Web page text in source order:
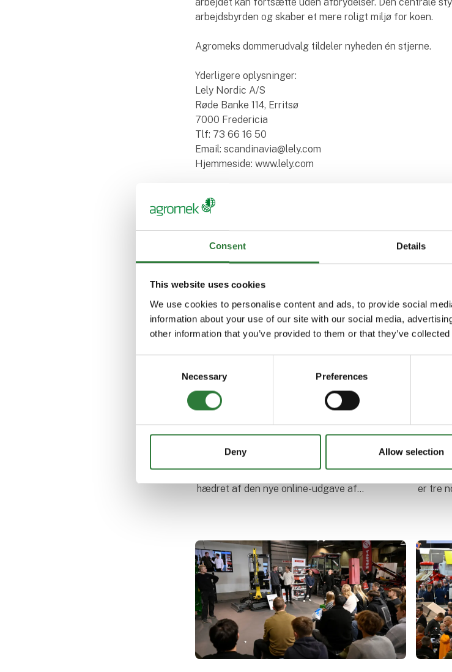
Consent Details
This website uses cookies
We use cookies to personalise content and ads, to provide social
information about your use of our site with our social media,
other information that you’ve provided to them or that they’ve
Necessary Preferences
Deny Allow selection
arbejdsbyrden og skaber et mere roligt miljø for koen.
Agromeks dommerudvalg tildeler nyheden én stjerne.
Yderligere oplysninger:
Lely Nordic A/S
Røde Banke 114, Erritsø
7000 Fredericia
Tlf: 73 66 16 50
Email: scandinavia@lely.com
Hjemmeside: www.lely.com
Flere artikler fra Agromek
28. oktober 2025
hyldet af Agromek Stars 2025
Øjeblikkets bedste, nytænkende
landbrugsløsninger er netop blevet
hædret af den nye online-udgave af
4.
blandt
er tre
21